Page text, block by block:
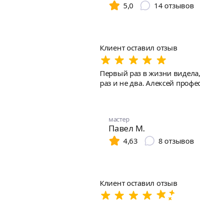
5,0
14отзывов
Клиент оставил отзыв
Первый раз в жизни
раз и не два. Алексей
мастер
Павел М.
4,63
8 отзывов
Клиент оставил отзыв